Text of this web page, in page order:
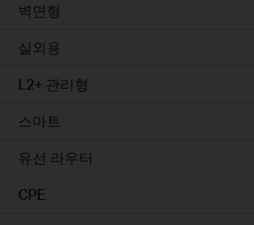
벽면형
실외용
L2+ 관리형
스마트
유선 라우터
CPE